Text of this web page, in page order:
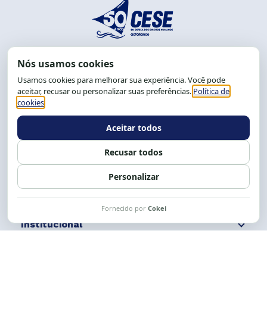
End.: R. da Graça, 150. Graça
CEP: 40.150-055
Salvador-BA, Brasil.
Tel.: (71) 2104-5457, Cel.: (71) 9 9239-2104 ou 2105
Expediente: 8h às 12h e 13 às 17h.
Siga nossas redes Fale conosco
Institucional